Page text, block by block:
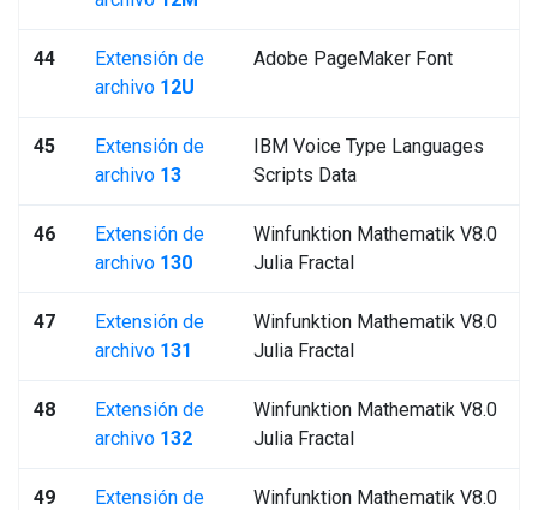
44
Extensión de
archivo 12U
Adobe PageMaker Font
45
Extensión de
archivo 13
IBM Voice Type Languages
Scripts Data
46
Extensión de
archivo 130
Winfunktion Mathematik V8.0
Julia Fractal
47
Extensión de
archivo 131
Winfunktion Mathematik V8.0
Julia Fractal
48
Extensión de
archivo 132
Winfunktion Mathematik V8.0
Julia Fractal
49
Extensión de
Winfunktion Mathematik V8.0